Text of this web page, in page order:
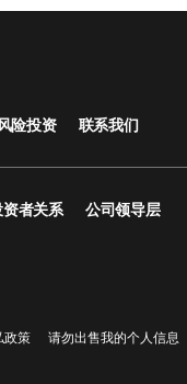
险投资 联系我们
资者关系 公司领导层
政策 请勿出售我的个人信息